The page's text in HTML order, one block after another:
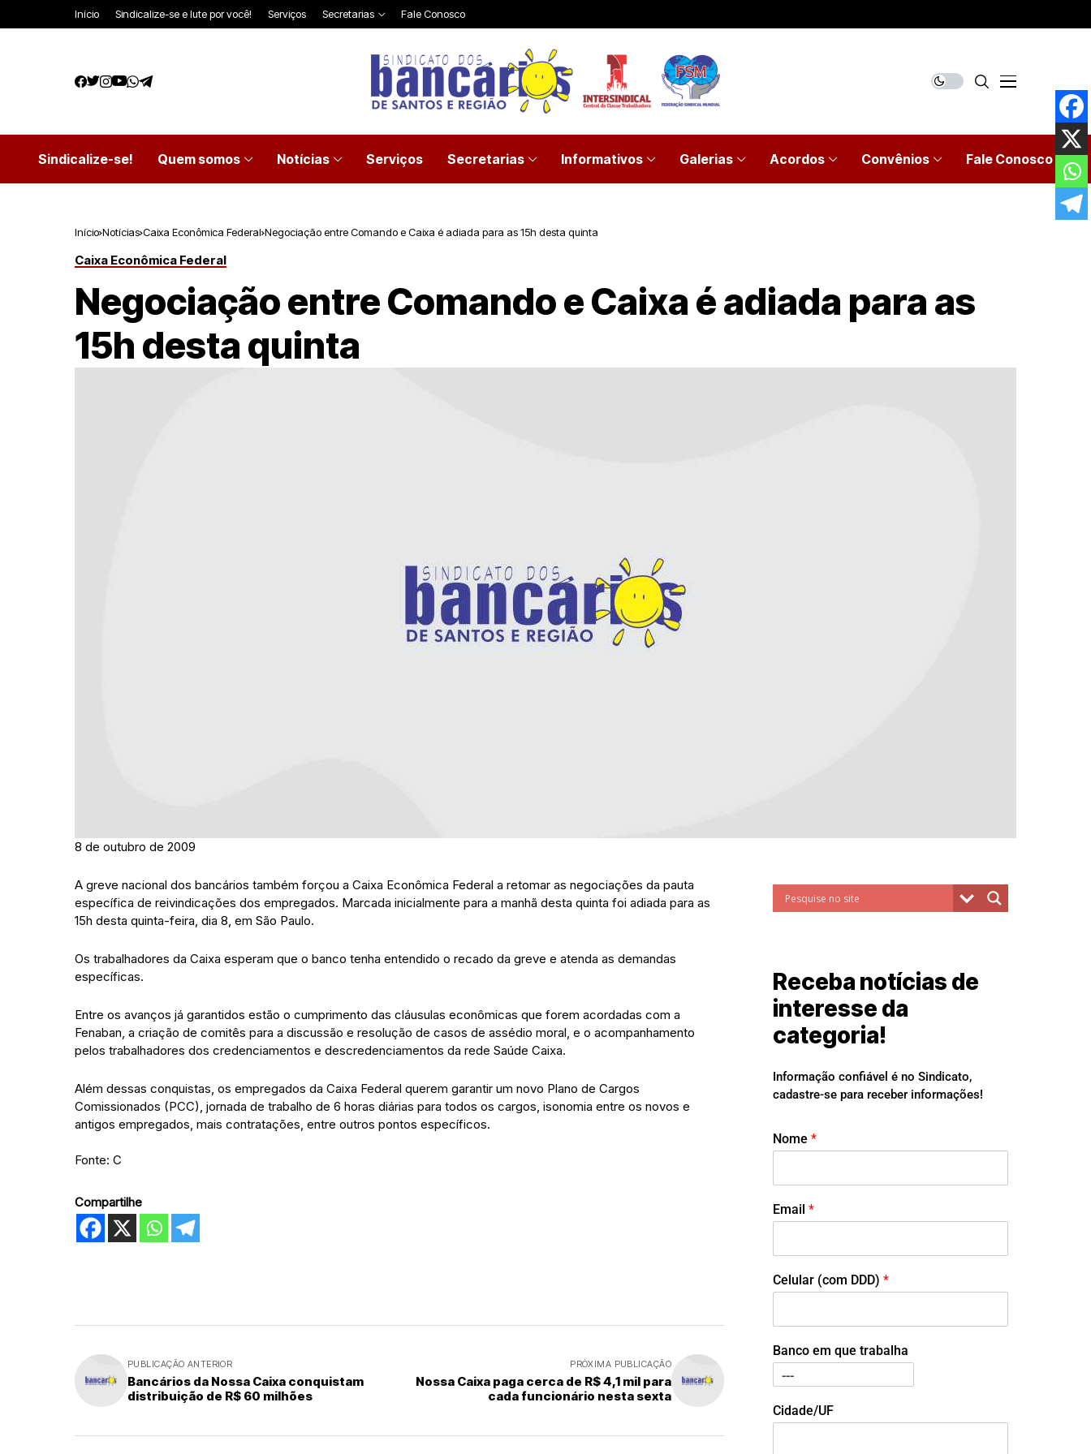
Início Sindicalize-se e lute por você! Serviços Secretarias Fale Conosco
Sindicalize-se! Quem somos Notícias Serviços Secretarias Informativos Galerias Acordos Convênios Fale Conosco
Início Notícias Caixa Econômica Federal Negociação entre Comando e Caixa é adiada para as 15h desta quinta
Caixa Econômica Federal
Negociação entre Comando e Caixa é adiada para as
15h desta quinta
8 de outubro de 2009
A greve nacional dos bancários também forçou a Caixa Econômica Federal a retomar as negociações da pauta
específica de reivindicações dos empregados. Marcada inicialmente para a manhã desta quinta foi adiada para as
15h desta quinta-feira, dia 8, em São Paulo.
Os trabalhadores da Caixa esperam que o banco tenha entendido o recado da greve e atenda as demandas
específicas.
Entre os avanços já garantidos estão o cumprimento das cláusulas econômicas que forem acordadas com a
Fenaban, a criação de comitês para a discussão e resolução de casos de assédio moral, e o acompanhamento
pelos trabalhadores dos credenciamentos e descredenciamentos da rede Saúde Caixa.
Além dessas conquistas, os empregados da Caixa Federal querem garantir um novo Plano de Cargos
Comissionados (PCC), jornada de trabalho de 6 horas diárias para todos os cargos, isonomia entre os novos e
antigos empregados, mais contratações, entre outros pontos específicos.
Fonte: C
Compartilhe
PUBLICAÇÃO ANTERIOR
Bancários da Nossa Caixa conquistam
distribuição de R$ 60 milhões
PRÓXIMA PUBLICAÇÃO
Nossa Caixa paga cerca de R$ 4,1 mil para
cada funcionário nesta sexta
Receba notícias de
interesse da
categoria!
Informação confiável é no Sindicato,
cadastre-se para receber informações!
Nome *
Email *
Celular (com DDD) *
Banco em que trabalha
Cidade/UF